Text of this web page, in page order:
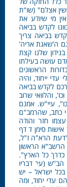
אצלם" (שו"ת
מי שיודע את
לקדש בביאה
בביאה צריך
גם ה'שאגת אריה'
שלנו קצת
עושה בעילתו
הראשונים
ייחוד, והיה
לקדש בביאה
והלוואי שרוב
עיי"ש. אמנם
י כתב, שהרמב"ם
חזר והודה
אישות סימן ד דף
הרא"ה ז"ל,
הרשב"א הראשון
כדרך כל הארץ".
(עי' דבריו
בכל ישראל – יש
עדי יחוד, ומה